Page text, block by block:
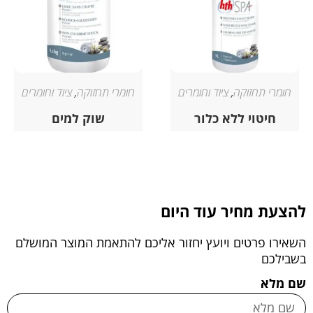
חומרי תחזוקה,ציוד וחומרים
חיטוי ללא כלור
חומרי תחזוקה,ציוד וחומרים
שוק למים
להצעת מחיר עוד היום
השאירו פרטים ויועץ יחזור אליכם להתאמת המוצר המושלם
בשבילכם
שם מלא